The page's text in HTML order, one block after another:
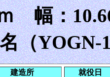
幅：
（YOGN-
建造所 就役日